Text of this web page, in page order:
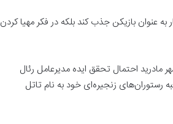
به عنوان بازیکن جذب کند بلکه در فکر مهیا کردن
مادرید احتمال تحقق ایده مدیرعامل رئال
رستوران‌های زنجیره‌ای خود به نام تاتل